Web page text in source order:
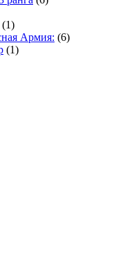
(1)
Армия: (6)
(1)